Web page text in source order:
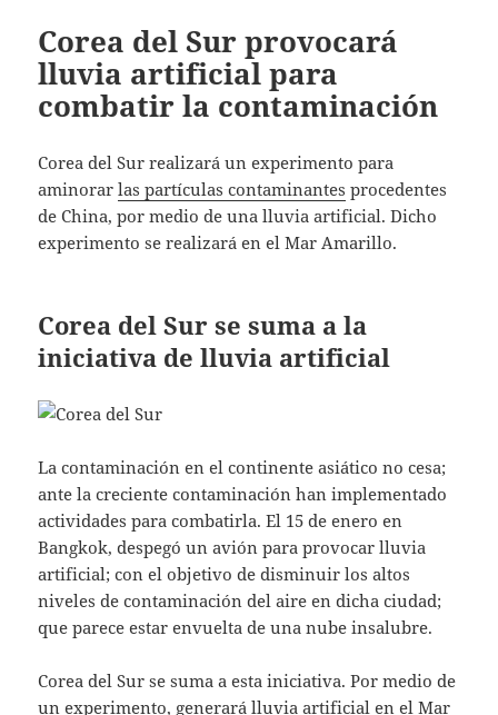
Corea del Sur provocará
lluvia artificial para
combatir la contaminación
Corea del Sur realizará un experimento para
aminorarlas partículas contaminantes procedentes
de China, por medio de una lluvia artificial. Dicho
experimento se realizará en el Mar Amarillo.
Corea del Sur se suma a la
iniciativa de lluvia artificial
La contaminación en el continente asiático no cesa;
ante la creciente contaminación han implementado
actividades para combatirla. El 15 de enero en
Bangkok, despegó un avión para provocar lluvia
artificial; con el objetivo de disminuir los altos
niveles de contaminación del aire en dicha ciudad;
que parece estar envuelta de una nube insalubre.
Corea del Sur se suma a esta iniciativa. Por medio de
un experimento, generará lluvia artificial en el Mar